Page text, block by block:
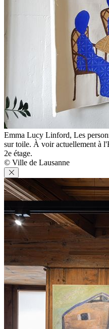
Emma Lucy Linford, Les
sur toile. À voir actuellement à
2e étage.
© Ville de Lausanne